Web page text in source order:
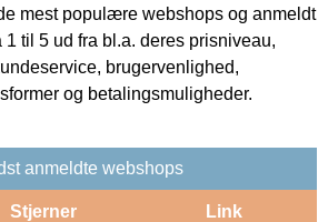
mest populære webshops og anmeldt
1 til 5 ud fra bl.a. deres prisniveau,
brugervenlighed,
og betalingsmuligheder.
anmeldte webshops
Stjerner Link